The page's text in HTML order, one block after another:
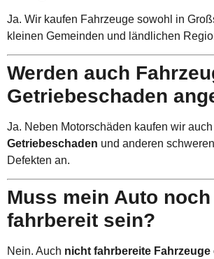
Ja. Wir kaufen Fahrzeuge sowohl in
kleinen Gemeinden und ländlichen
Werden auch
Getriebeschaden
Ja. Neben Motorschäden kaufen wir
Getriebeschaden und anderen
Defekten an.
Muss mein Auto noch
fahrbereit sein?
Nein. Auch nicht fahrbereite Fahrzeuge